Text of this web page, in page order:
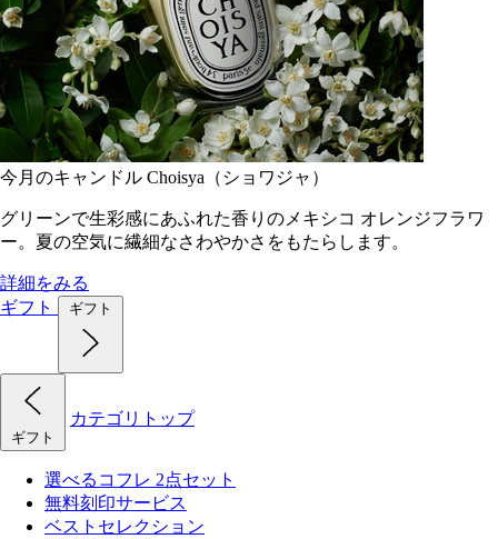
今月のキャンドル Choisya（ショワジャ）
グリーンで生彩感にあふれた香りのメキシコ オレンジフラワ
ー。夏の空気に繊細なさわやかさをもたらします。
詳細をみる
ギフト
ギフト
ギフト
カテゴリトップ
選べるコフレ 2点セット
無料刻印サービス
ベストセレクション